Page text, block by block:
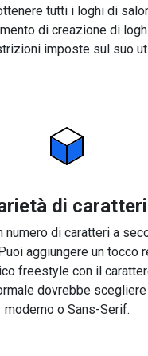
tutti i loghi di
di creazione di
imposte sul suo
di caratteri
numero di caratteri a
aggiungere un tocco
freestyle con il
dovrebbe
moderno o Sans-Serif.